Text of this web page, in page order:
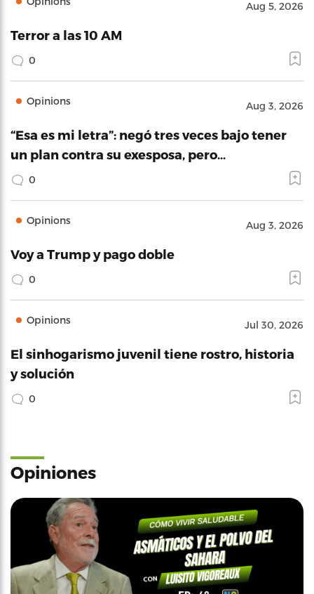
Aug 5, 2026
Terror a las 10 AM
0
Opinions Aug 3, 2026
“Esa es mi letra”: negó tres veces bajo tener
un plan contra su exesposa, pero…
0
Opinions Aug 3, 2026
Voy a Trump y pago doble
0
Opinions Jul 30, 2026
El sinhogarismo juvenil tiene rostro, historia
y solución
0
Opiniones